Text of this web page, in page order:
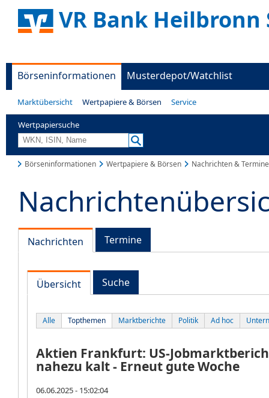
VR Bank Heilbronn
Börseninformationen Musterdepot/Watchlist
Marktübersicht Wertpapiere & Börsen Service
Wertpapiersuche
Börseninformationen Wertpapiere & Börsen Nachrichten & Termine
Nachrichten Termine
Übersicht Suche
Alle Topthemen Marktberichte Politik Ad hoc
Aktien Frankfurt: US-
nahezu kalt - Erneut gute Woche
06.06.2025 - 15:02:04